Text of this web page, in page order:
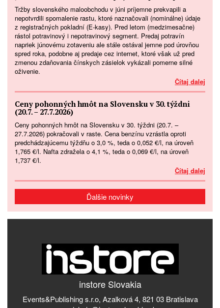
Tržby slovenského maloobchodu v júni príjemne prekvapili a
nepotvrdili spomalenie rastu, ktoré naznačovali (nominálne) údaje
z registračných pokladní (E-kasy). Pred letom (medzimesačne)
rástol potravinový i nepotravinový segment. Predaj potravín
napriek júnovému zotaveniu ale stále ostával jemne pod úrovňou
spred roka, podobne aj predaje cez internet, ktoré však už pred
zmenou zdaňovania čínskych zásielok vykázali pomerne silné
oživenie.
Čítaj dalej
Ceny pohonných hmôt na Slovensku v 30. týždni
(20.7. – 27.7.2026)
Ceny pohonných hmôt na Slovensku v 30. týždni (20.7. –
27.7.2026) pokračovali v raste. Cena benzínu vzrástla oproti
predchádzajúcemu týždňu o 3,0 %, teda o 0,052 €/l, na úroveň
1,765 €/l. Nafta zdražela o 4,1 %, teda o 0,069 €/l, na úroveň
1,737 €/l.
Čítaj dalej
Ďalšie novinky
instore Slovakia
Events&Publishing s.r.o, Azalková 4, 821 03 Bratislava